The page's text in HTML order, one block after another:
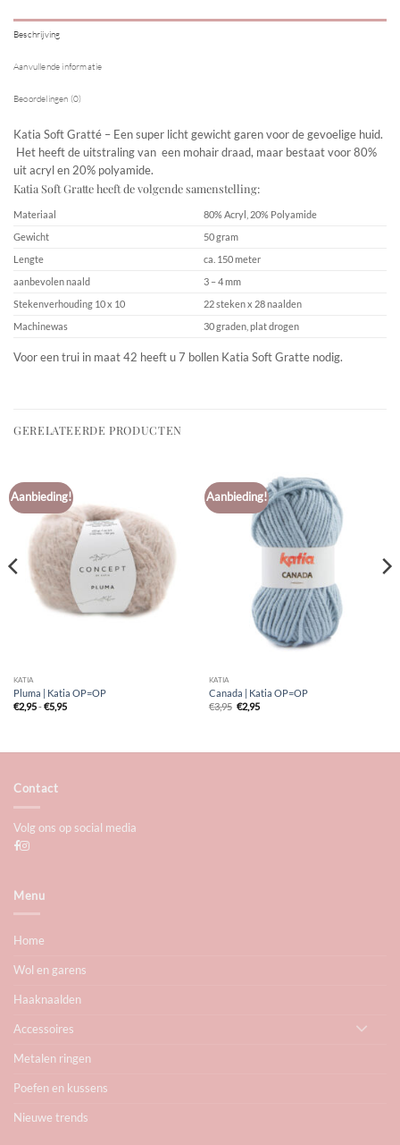
Beschrijving
Aanvullende informatie
Beoordelingen (0)
Katia Soft Gratté – Een super licht gewicht garen voor de gevoelige huid.
Het heeft de uitstraling van een mohair draad, maar bestaat voor 80%
uit acryl en 20% polyamide.
Katia Soft Gratte heeft de volgende samenstelling:
Materiaal
80% Acryl, 20% Polyamide
Gewicht
50 gram
Lengte
ca. 150 meter
aanbevolen naald
3 – 4 mm
Stekenverhouding 10 x 10
22 steken x 28 naalden
Machinewas
30 graden, plat drogen
Voor een trui in maat 42 heeft u 7 bollen Katia Soft Gratte nodig.
GERELATEERDE PRODUCTEN
Aanbieding!
KATIA
Pluma | Katia OP=OP
€2,95-€5,95Prijsklasse:
€2,95
Aanbieding!
KATIA
Canada | Katia OP=OP
€3,95 Oorspronkelijke
prijs
€2,95Huidige
Contact
Volg ons op social media
Menu
Home
Wol en garens
Haaknaalden
Accessoires
Metalen ringen
Poefen en kussens
Nieuwe trends